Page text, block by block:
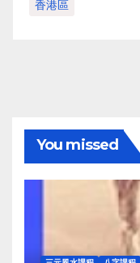
香港區
You missed